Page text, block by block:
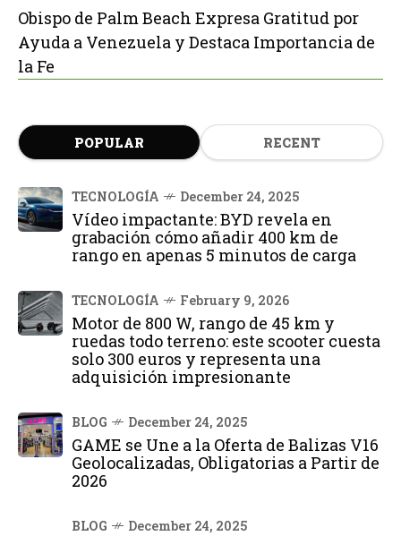
Obispo de Palm Beach Expresa Gratitud por
Ayuda a Venezuela y Destaca Importancia de
la Fe
POPULAR RECENT
TECNOLOGÍA December 24, 2025
Vídeo impactante: BYD revela en
grabación cómo añadir 400 km de
rango en apenas 5 minutos de carga
TECNOLOGÍA February 9, 2026
Motor de 800 W, rango de 45 km y
ruedas todo terreno: este scooter cuesta
solo 300 euros y representa una
adquisición impresionante
BLOG December 24, 2025
GAME se Une a la Oferta de Balizas V16
Geolocalizadas, Obligatorias a Partir de
2026
BLOG December 24, 2025